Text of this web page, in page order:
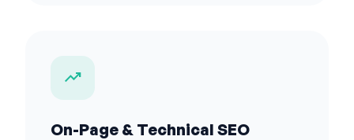
trending_up
On-Page & Technical SEO